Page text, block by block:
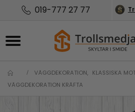
019-777 27 77
VÄGGDEKORATION, KLASSISKA
VÄGGDEKORATION KRÄFTA